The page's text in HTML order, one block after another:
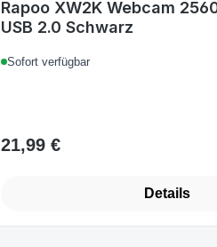
Rapoo XW2K Webcam
USB 2.0 Schwarz
Sofort verfügbar
Regulärer Preis:
21,99 €
Details